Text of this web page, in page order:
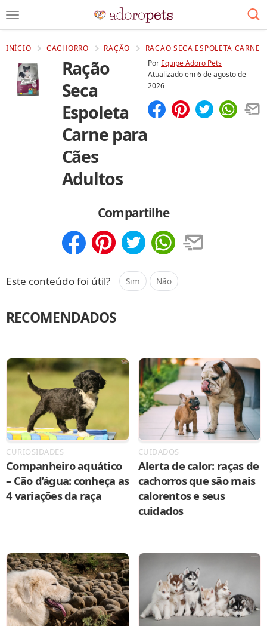
INÍCIO CACHORRO RAÇÃO RACAO SECA ESPOLETA CARNE
Ração
Seca
Espoleta
Carne para
Cães
Adultos
Por Equipe Adoro Pets
Atualizado em6 de agosto de
2026
Compartilhe
Este conteúdo foi útil? Sim Não
RECOMENDADOS
CURIOSIDADES
Companheiro aquático
– Cão d’água: conheça as
4 variações da raça
CUIDADOS
Alerta de calor: raças de
cachorros que são mais
calorentos e seus
cuidados